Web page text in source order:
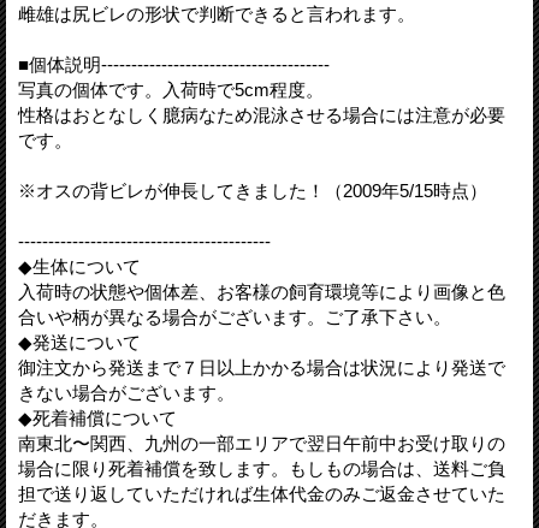
雌雄は尻ビレの形状で判断できると言われます。
■個体説明--------------------------------------
写真の個体です。入荷時で5cm程度。
性格はおとなしく臆病なため混泳させる場合には注意が必要
です。
※オスの背ビレが伸長してきました！（2009年5/15時点）
------------------------------------------
◆生体について
入荷時の状態や個体差、お客様の飼育環境等により画像と色
合いや柄が異なる場合がございます。ご了承下さい。
◆発送について
御注文から発送まで７日以上かかる場合は状況により発送で
きない場合がございます。
◆死着補償について
南東北〜関西、九州の一部エリアで翌日午前中お受け取りの
場合に限り死着補償を致します。もしもの場合は、送料ご負
担で送り返していただければ生体代金のみご返金させていた
だきます。